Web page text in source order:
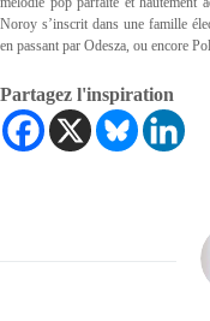
Noroy s’inscrit dans une famille
en passant par Odesza, ou encore
Partagez l'inspiration